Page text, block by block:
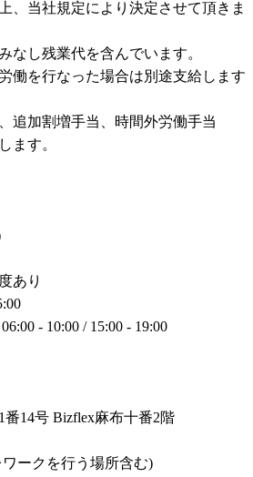
、当社規定により決定させて頂きま
なし残業代を含んでいます。
働を行なった場合は別途支給します
追加割増手当、時間外労働手当
ます。
あり
- 10:00 / 15:00 - 19:00
14号 Bizflex麻布十番2階
ークを行う場所含む)